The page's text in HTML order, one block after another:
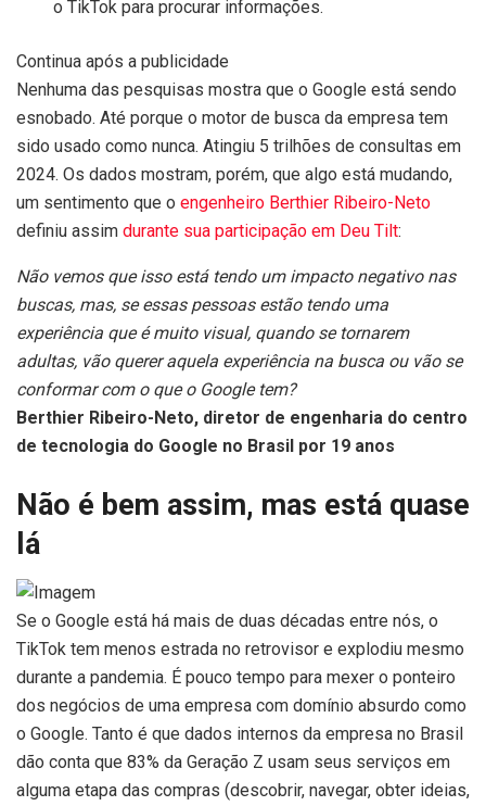
o TikTok para procurar informações.
Continua após a publicidade
Nenhuma das pesquisas mostra que o Google está sendo
esnobado. Até porque o motor de busca da empresa tem
sido usado como nunca. Atingiu 5 trilhões de consultas em
2024. Os dados mostram, porém, que algo está mudando,
um sentimento que o engenheiro Berthier Ribeiro-Neto
definiu assim durante sua participação em Deu Tilt:
Não vemos que isso está tendo um impacto negativo nas
buscas, mas, se essas pessoas estão tendo uma
experiência que é muito visual, quando se tornarem
adultas, vão querer aquela experiência na busca ou vão se
conformar com o que o Google tem?
Berthier Ribeiro-Neto, diretor de engenharia do centro
de tecnologia do Google no Brasil por 19 anos
Não é bem assim, mas está quase
lá
Se o Google está há mais de duas décadas entre nós, o
TikTok tem menos estrada no retrovisor e explodiu mesmo
durante a pandemia. É pouco tempo para mexer o ponteiro
dos negócios de uma empresa com domínio absurdo como
o Google. Tanto é que dados internos da empresa no Brasil
dão conta que 83% da Geração Z usam seus serviços em
alguma etapa das compras (descobrir, navegar, obter ideias,